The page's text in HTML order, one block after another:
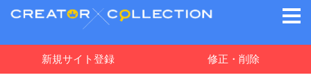
新規サイト登録 修正・削除